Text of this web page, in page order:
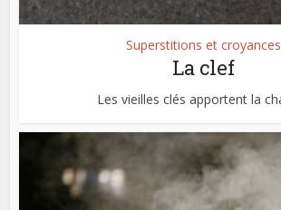
Superstitions et croyances
La clef
Les vieilles clés apportent la